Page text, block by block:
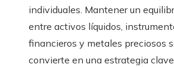
individuales. Mantener un
entre activos líquidos,
financieros y metales preciosos
convierte en una estrategia